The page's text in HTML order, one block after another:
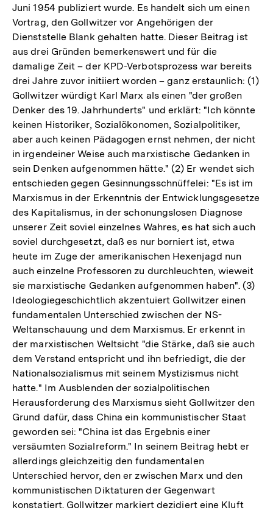
Auflösung
der
Fußnote
Juni 1954 publiziert wurde. Es handelt sich um einen
Vortrag, den Gollwitzer vor Angehörigen der
Dienststelle Blank gehalten hatte. Dieser Beitrag ist
aus drei Gründen bemerkenswert und für die
damalige Zeit – der KPD-Verbotsprozess war bereits
drei Jahre zuvor initiiert worden – ganz erstaunlich: (1)
Gollwitzer würdigt Karl Marx als einen "der großen
Denker des 19. Jahrhunderts" und erklärt: "Ich könnte
keinen Historiker, Sozialökonomen, Sozialpolitiker,
aber auch keinen Pädagogen ernst nehmen, der nicht
in irgendeiner Weise auch marxistische Gedanken in
sein Denken aufgenommen hätte." (2) Er wendet sich
entschieden gegen Gesinnungsschnüffelei: "Es ist im
Marxismus in der Erkenntnis der Entwicklungsgesetze
des Kapitalismus, in der schonungslosen Diagnose
unserer Zeit soviel einzelnes Wahres, es hat sich auch
soviel durchgesetzt, daß es nur borniert ist, etwa
heute im Zuge der amerikanischen Hexenjagd nun
auch einzelne Professoren zu durchleuchten, wieweit
sie marxistische Gedanken aufgenommen haben". (3)
Ideologiegeschichtlich akzentuiert Gollwitzer einen
fundamentalen Unterschied zwischen der NS-
Weltanschauung und dem Marxismus. Er erkennt in
der marxistischen Weltsicht "die Stärke, daß sie auch
dem Verstand entspricht und ihn befriedigt, die der
Nationalsozialismus mit seinem Mystizismus nicht
hatte." Im Ausblenden der sozialpolitischen
Herausforderung des Marxismus sieht Gollwitzer den
Grund dafür, dass China ein kommunistischer Staat
geworden sei: "China ist das Ergebnis einer
versäumten Sozialreform." In seinem Beitrag hebt er
allerdings gleichzeitig den fundamentalen
Unterschied hervor, den er zwischen Marx und den
kommunistischen Diktaturen der Gegenwart
konstatiert. Gollwitzer markiert dezidiert eine Kluft